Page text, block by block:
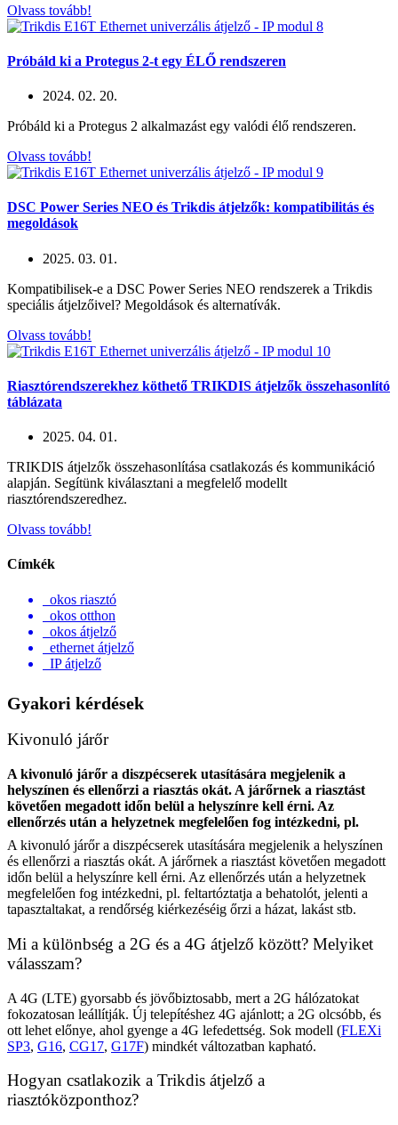
Olvass tovább!
Próbáld ki a Protegus 2-t egy ÉLŐ rendszeren
2024. 02. 20.
Próbáld ki a Protegus 2 alkalmazást egy valódi élő rendszeren.
Olvass tovább!
DSC Power Series NEO és Trikdis átjelzők: kompatibilitás és
megoldások
2025. 03. 01.
Kompatibilisek-e a DSC Power Series NEO rendszerek a Trikdis
speciális átjelzőivel? Megoldások és alternatívák.
Olvass tovább!
Riasztórendszerekhez köthető TRIKDIS átjelzők összehasonlító
táblázata
2025. 04. 01.
TRIKDIS átjelzők összehasonlítása csatlakozás és kommunikáció
alapján. Segítünk kiválasztani a megfelelő modellt
riasztórendszeredhez.
Olvass tovább!
Címkék
okos riasztó
okos otthon
okos átjelző
ethernet átjelző
IP átjelző
Gyakori kérdések
Kivonuló járőr
A kivonuló járőr a diszpécserek utasítására megjelenik a
helyszínen és ellenőrzi a riasztás okát. A járőrnek a riasztást
követően megadott időn belül a helyszínre kell érni. Az
ellenőrzés után a helyzetnek megfelelően fog intézkedni, pl.
A kivonuló járőr a diszpécserek utasítására megjelenik a helyszínen
és ellenőrzi a riasztás okát. A járőrnek a riasztást követően megadott
időn belül a helyszínre kell érni. Az ellenőrzés után a helyzetnek
megfelelően fog intézkedni, pl. feltartóztatja a behatolót, jelenti a
tapasztaltakat, a rendőrség kiérkezéséig őrzi a házat, lakást stb.
Mi a különbség a 2G és a 4G átjelző között? Melyiket
válasszam?
A 4G (LTE) gyorsabb és jövőbiztosabb, mert a 2G hálózatokat
fokozatosan leállítják. Új telepítéshez 4G ajánlott; a 2G olcsóbb, és
ott lehet előnye, ahol gyenge a 4G lefedettség. Sok modell (FLEXi
SP3, G16, CG17, G17F) mindkét változatban kapható.
Hogyan csatlakozik a Trikdis átjelző a
riasztóközponthoz?